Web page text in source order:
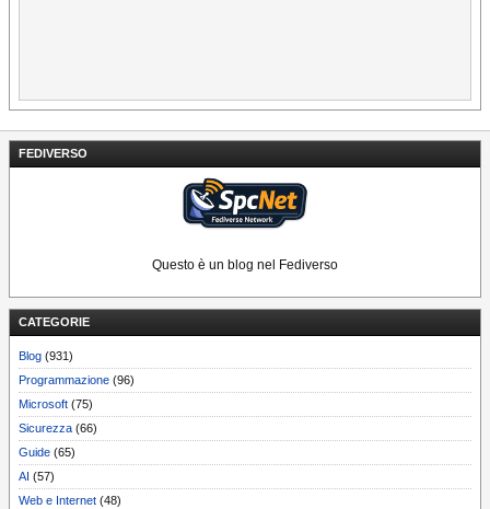
FEDIVERSO
Questo è un blog nel Fediverso
CATEGORIE
Blog (931)
Programmazione (96)
Microsoft (75)
Sicurezza (66)
Guide (65)
AI (57)
Web e Internet (48)